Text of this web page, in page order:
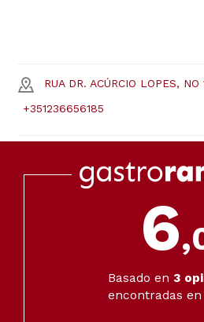
RUA DR. ACÚRCIO LOPES, NO
+351236656185
6
Basado en 3
encontradas en